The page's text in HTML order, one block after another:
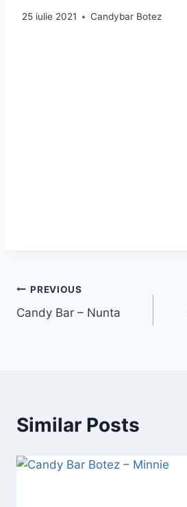
25 iulie 2021 Candybar Botez
PREVIOUS
Candy Bar – Nunta
Similar Posts